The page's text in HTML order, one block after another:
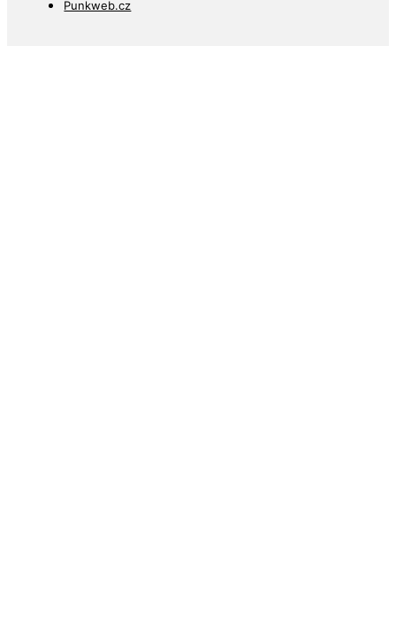
Punkweb.cz